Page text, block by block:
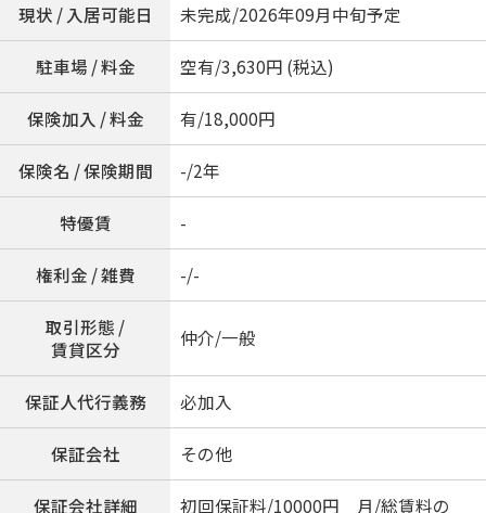
現状 / 入居可能日 未完成/2026年09月中旬予定
駐車場 / 料金 空有/3,630円 (税込)
保険加入 / 料金 有/18,000円
保険名 / 保険期間 -/2年
特優賃 -
権利金 / 雑費 -/-
取引形態 /
賃貸区分
仲介/一般
保証人代行義務 必加入
保証会社 その他
保証会社詳細 初回保証料/10000円 月/総賃料の